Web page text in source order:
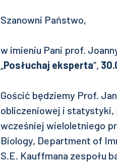
Szanowni Państwo,
w imieniu Pani prof.
„Posłuchaj eksperta”,
Gościć będziemy Prof.
obliczeniowej i
wcześniej wieloletniego
Biology, Department of
S.E. Kauffmana zespołu